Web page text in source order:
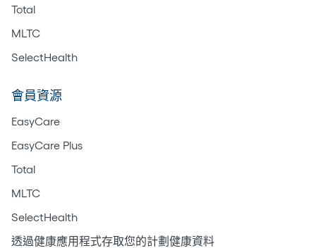
Total
MLTC
SelectHealth
會員資源
EasyCare
EasyCare Plus
Total
MLTC
SelectHealth
透過健康應用程式存取您的計劃健康資料